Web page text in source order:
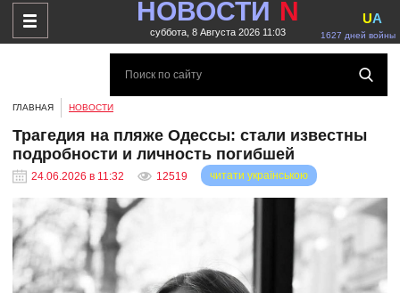
НОВОСТИ N
суббота, 8 Августа 2026 11:03 1627 дней войны
UA
ГЛАВНАЯ НОВОСТИ
Трагедия на пляже Одессы: стали известны
подробности и личность погибшей
24.06.2026 в 11:32 12519 читати українською